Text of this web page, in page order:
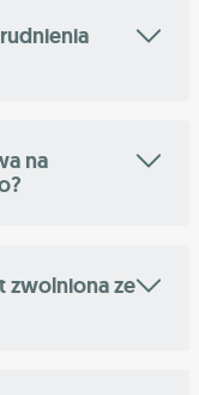
na
zwolniona ze